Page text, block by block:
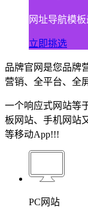
网址导航模
立即挑选
品牌官网是您品牌
营销、全平台、全
一个响应式网站等
板网站、手机网站
等移动App!!!
PC网站